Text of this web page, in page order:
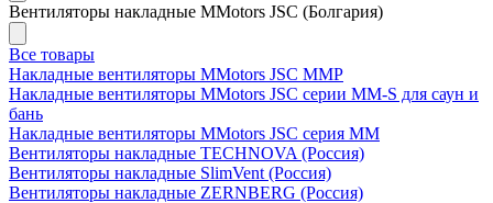
Вентиляторы накладные MMotors JSC (Болгария)
Все товары
Накладные вентиляторы MMotors JSC MMP
Накладные вентиляторы MMotors JSC серии MM-S для саун и
бань
Накладные вентиляторы MMotors JSC серия МM
Вентиляторы накладные TECHNOVA (Россия)
Вентиляторы накладные SlimVent (Россия)
Вентиляторы накладные ZERNBERG (Россия)